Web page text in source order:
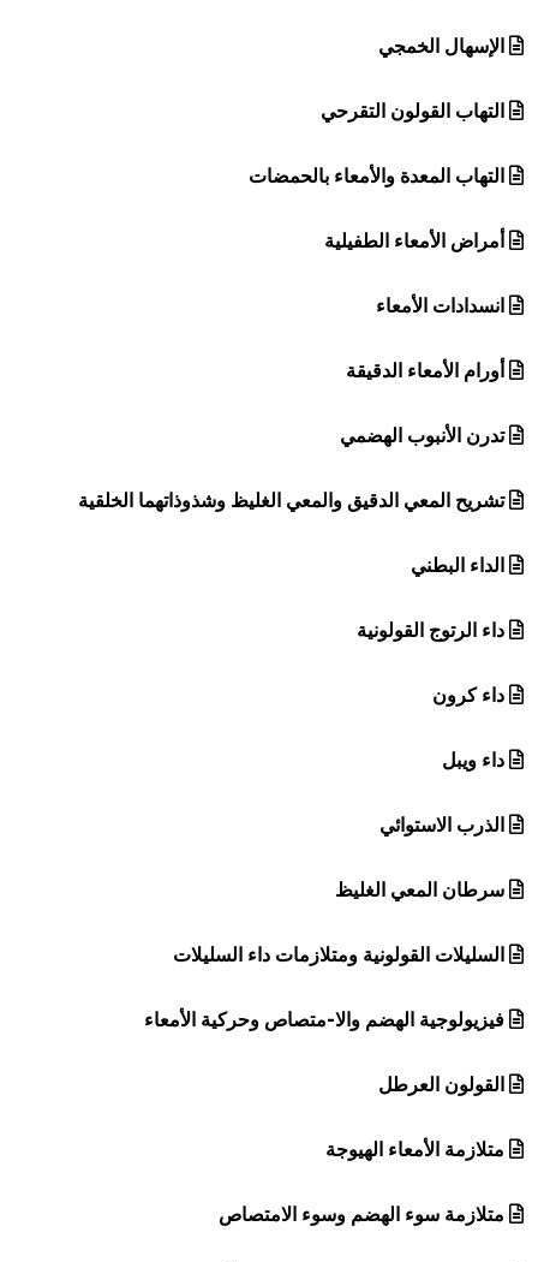
الإسهال الخمجي
التهاب القولون التقرحي
التهاب المعدة والأمعاء بالحمضات
أمراض الأمعاء الطفيلية
انسدادات الأمعاء
أورام الأمعاء الدقيقة
تدرن الأنبوب الهضمي
تشريح المعي الدقيق والمعي الغليظ وشذوذاتهما الخلقية
الداء البطني
داء الرتوج القولونية
داء كرون
داء ويبل
الذرب الاستوائي
سرطان المعي الغليظ
السليلات القولونية ومتلازمات داء السليلات
فيزيولوجية الهضم والا-متصاص وحركية الأمعاء
القولون العرطل
متلازمة الأمعاء الهيوجة
متلازمة سوء الهضم وسوء الامتصاص